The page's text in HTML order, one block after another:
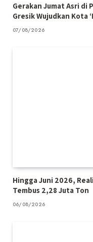
Gerakan Jumat Asri di
Gresik Wujudkan Kota
07/08/2026
Hingga Juni 2026,
Tembus 2,28 Juta Ton
06/08/2026